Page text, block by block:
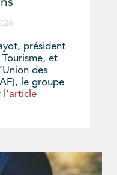
président
et
des
le groupe
l'article